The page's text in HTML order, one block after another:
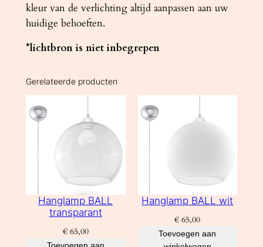
kleur van de verlichting altijd aanpassen aan uw
huidige behoeften.
*lichtbron is niet inbegrepen
Gerelateerde producten
Hanglamp BALL
transparant
€65,00
Hanglamp BALL wit
€ 65,00
Toevoegen aan